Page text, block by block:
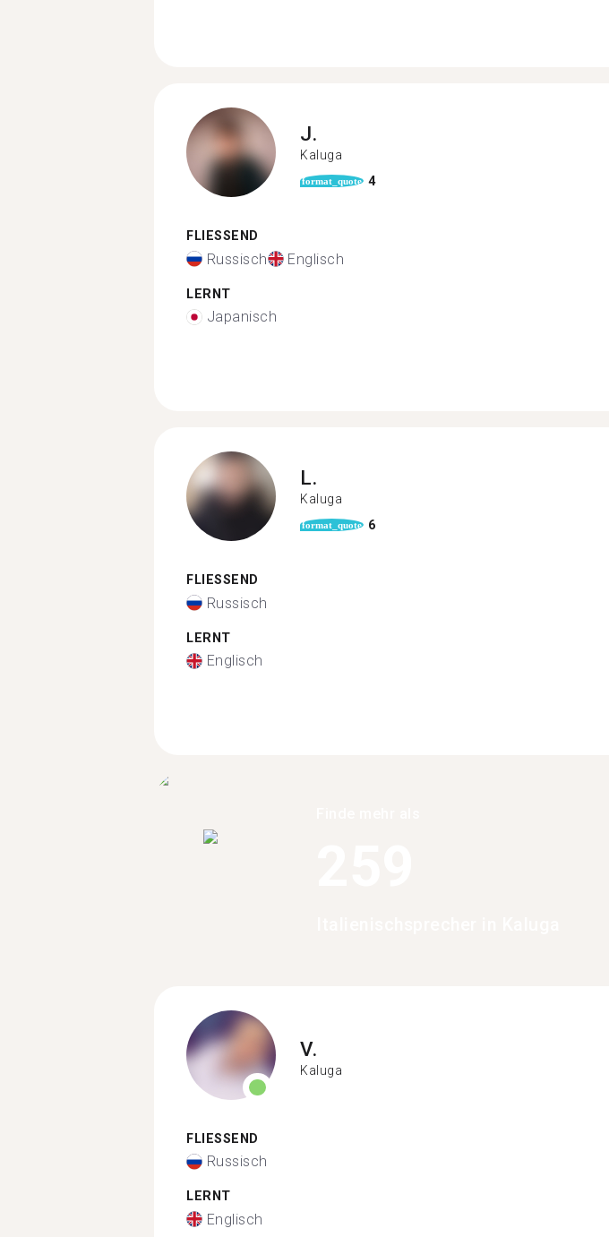
J.
Kaluga
format_quote 4
FLIESSEND
Russisch Englisch
LERNT
Japanisch
L.
Kaluga
format_quote 6
FLIESSEND
Russisch
LERNT
Englisch
V.
Kaluga
FLIESSEND
Russisch
LERNT
Englisch